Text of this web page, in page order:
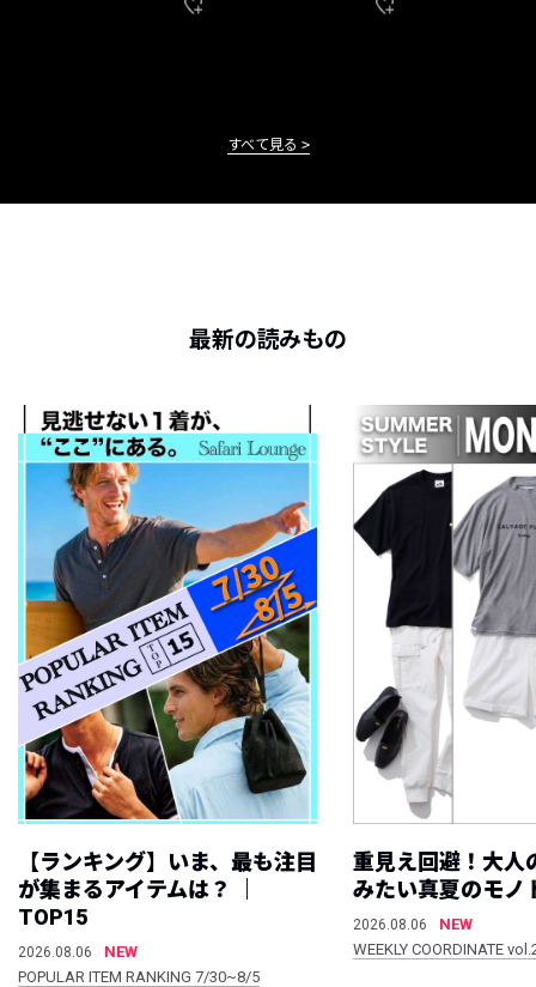
すべて見る
最新の読みもの
【ランキング】いま、最も注目
が集まるアイテムは？ ｜
TOP15
2026.08.06
NEW
POPULAR ITEM RANKING 7/30~8/5
重見え回避！大人
みたい真夏のモノ
2026.08.06
NEW
WEEKLY COORDINATE